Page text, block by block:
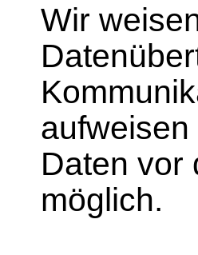
Wir
Daten vor
möglich.